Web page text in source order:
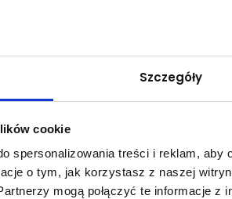
Szczegóły
cookie
spersonalizowania treści i reklam, aby
o tym, jak korzystasz z naszej
mogą połączyć te informacje z